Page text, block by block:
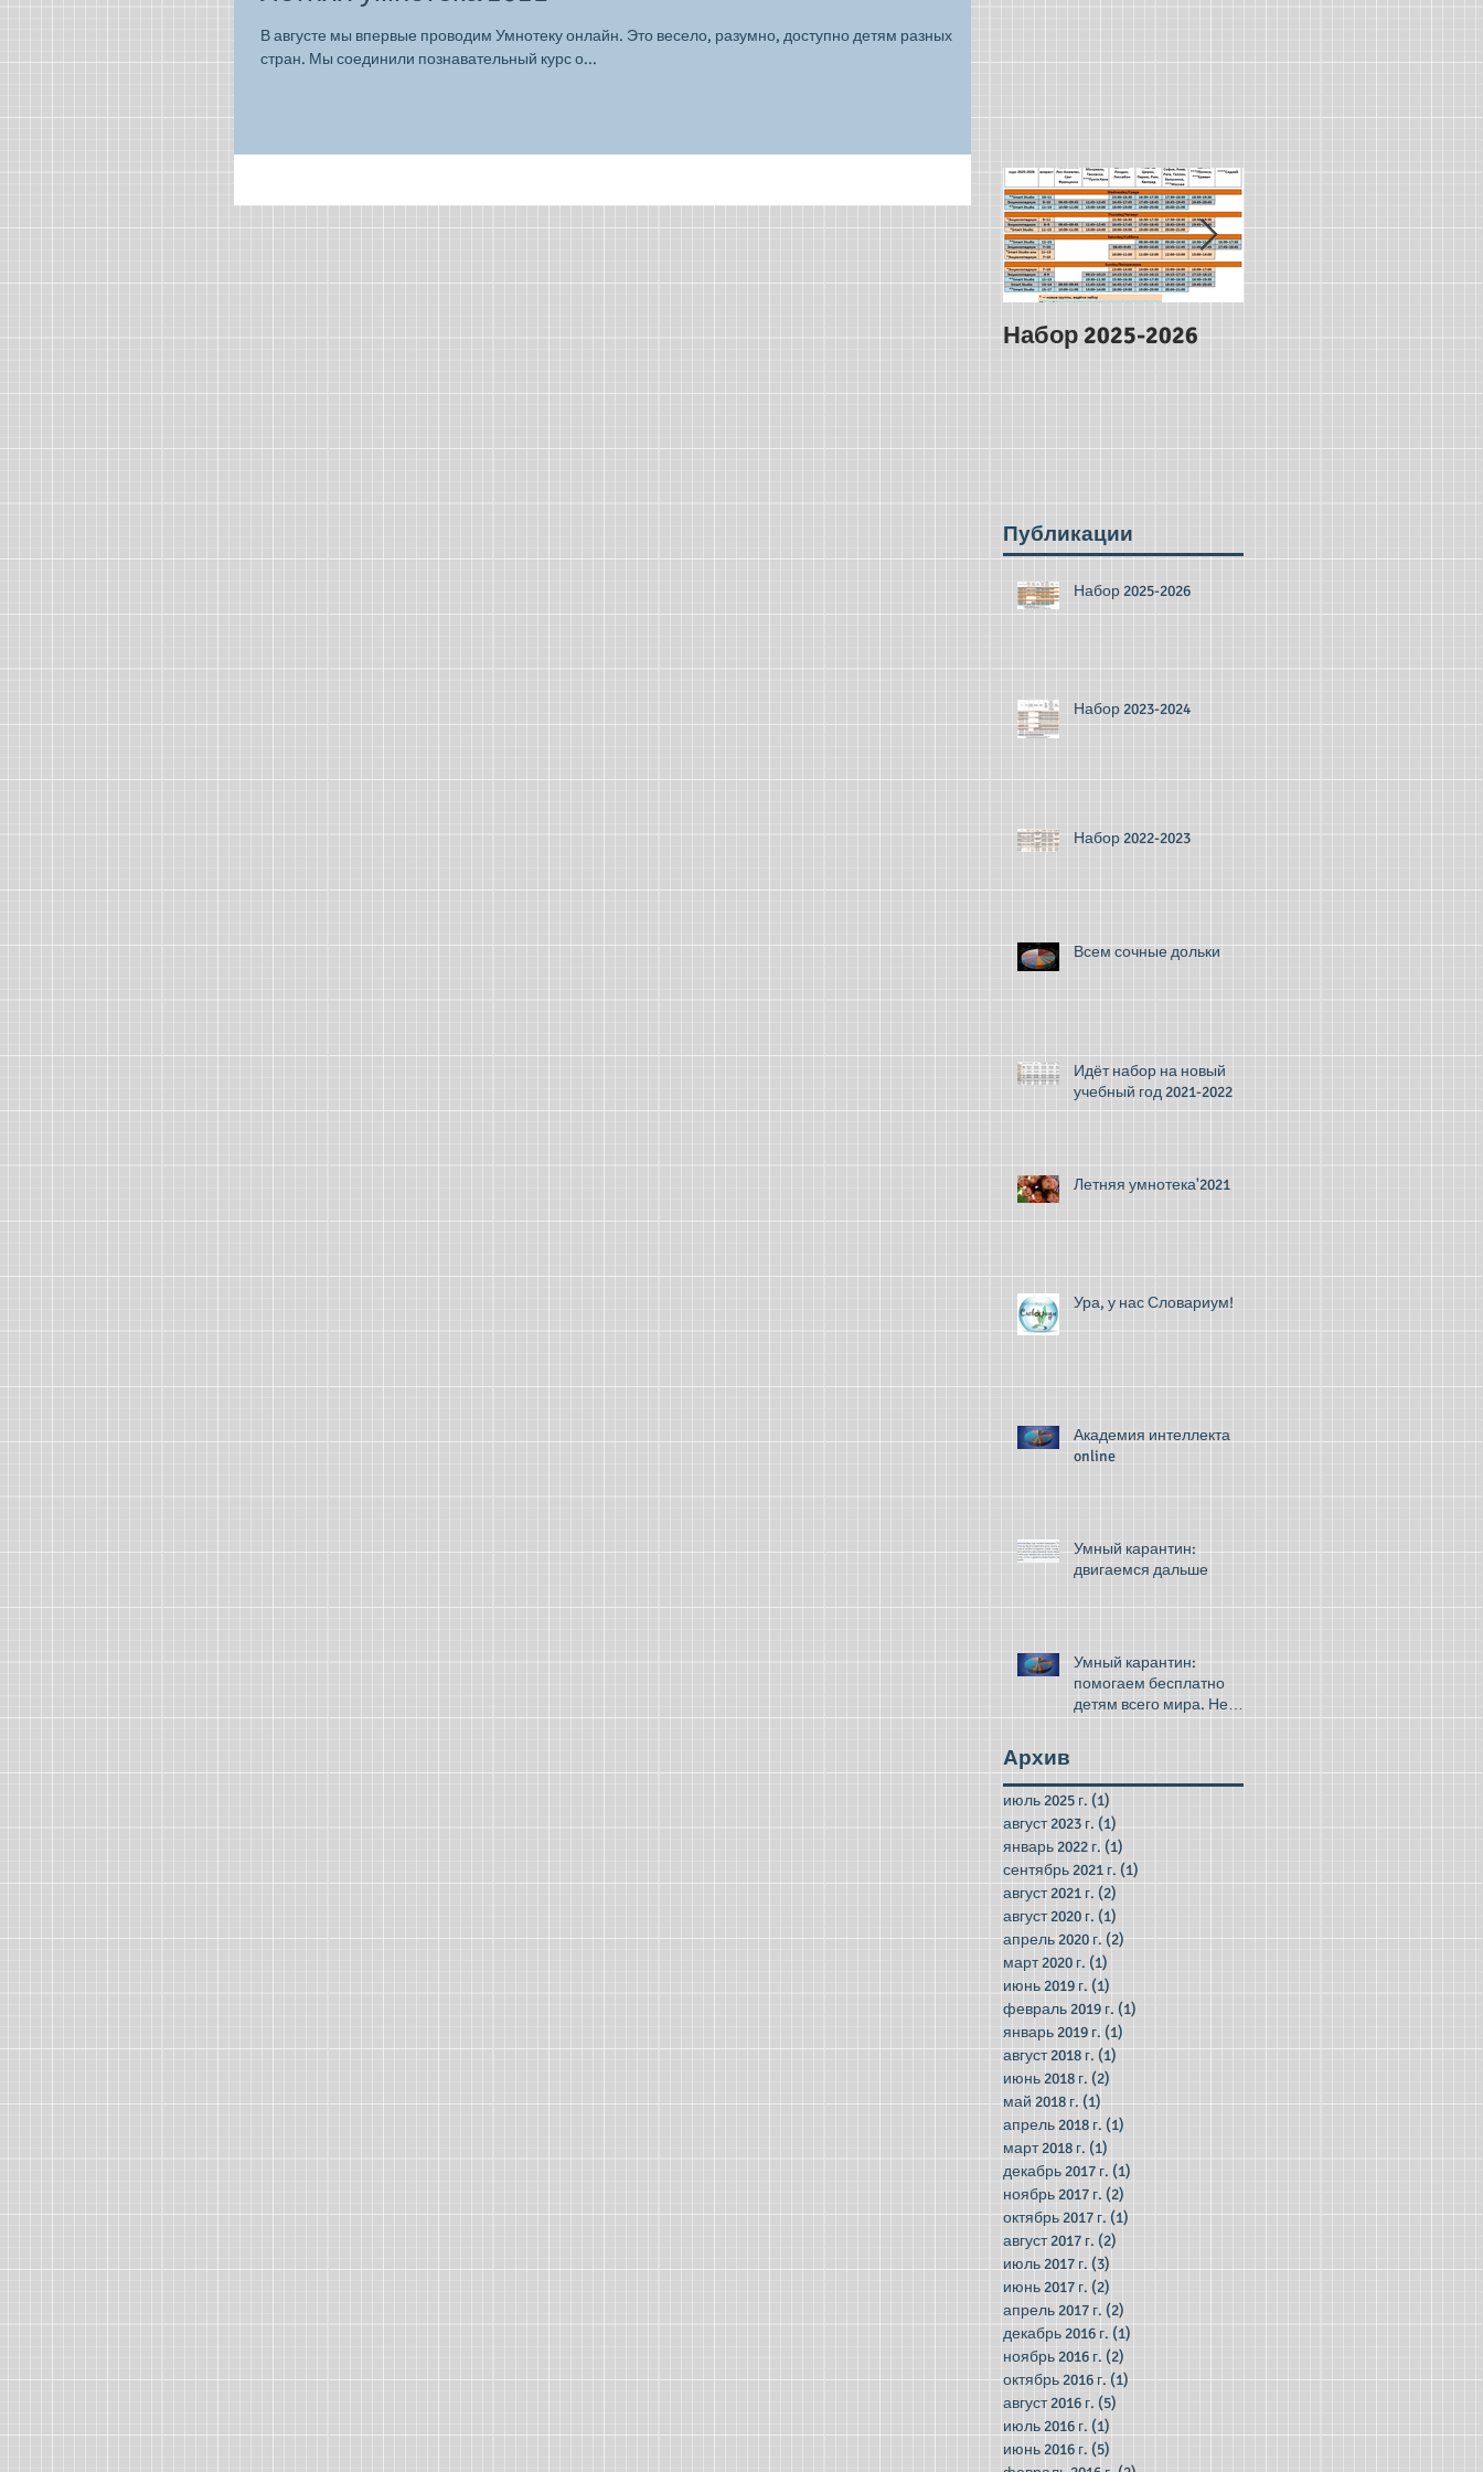
В августе мы впервые проводим Умнотеку онлайн. Это весело, разумно, доступно детям разных
стран. Мы соединили познавательный курс о...
Набор 2025-2026
Публикации
Набор 2025-2026
Набор 2023-2024
Набор 2022-2023
Всем сочные дольки
Идёт набор на новый
учебный год 2021-2022
Летняя умнотека'2021
Ура, у нас Словариум!
Академия интеллекта
online
Умный карантин:
двигаемся дальше
Умный карантин:
помогаем бесплатно
детям всего мира. Не
Архив
июль 2025 г. (1)
август 2023 г. (1)
январь 2022 г. (1)
сентябрь 2021 г. (1)
август 2021 г. (2)
август 2020 г. (1)
апрель 2020 г.(2)2 поста
март 2020 г. (1)
июнь 2019 г. (1)
февраль 2019 г. (1)
январь 2019 г. (1)
август 2018 г.(1)1 пост
июнь 2018 г. (2)
май 2018 г. (1)1 пост
апрель 2018 г. (1)
март 2018 г. (1)
декабрь 2017 г. (1)
ноябрь 2017 г. (2)
октябрь 2017 г.(1)1 пост
август 2017 г. (2)
июль 2017 г. (3)
июнь 2017 г. (2)
апрель 2017 г. (2)
декабрь 2016 г. (1)
ноябрь 2016 г. (2)
октябрь 2016 г. (1)1 пост
август 2016 г. (5)
июль 2016 г. (1)
июнь 2016 г. (5)